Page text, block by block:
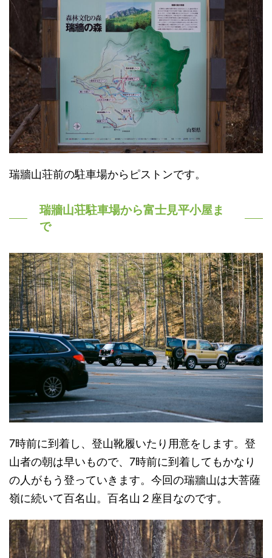
瑞牆山荘前の駐車場からピストンです。
瑞牆山荘駐車場から富士見平小屋ま
で
7時前に到着し、登山靴履いたり用意をします。登
山者の朝は早いもので、7時前に到着してもかなり
の人がもう登っていきます。今回の瑞牆山は大菩薩
嶺に続いて百名山。百名山２座目なのです。